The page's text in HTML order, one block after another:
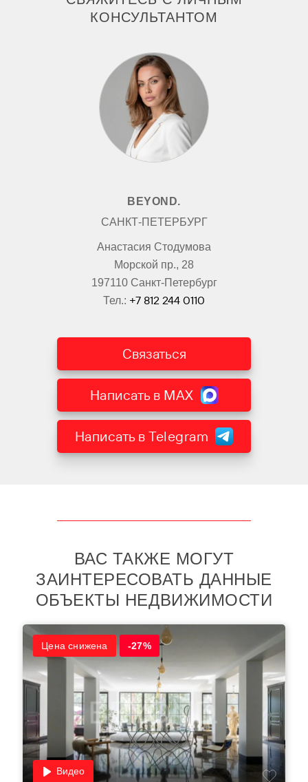
КОНСУЛЬТАНТОМ
BEYOND.
САНКТ-ПЕТЕРБУРГ
Анастасия Стодумова
Морской пр., 28
197110 Санкт-Петербург
Тел.: +7 812 244 0110
Связаться
Написать в MAX
Написать в Telegram
ВАС ТАКЖЕ МОГУТ
ЗАИНТЕРЕСОВАТЬ ДАННЫЕ
ОБЪЕКТЫ НЕДВИЖИМОСТИ
Цена снижена -27%
Видео